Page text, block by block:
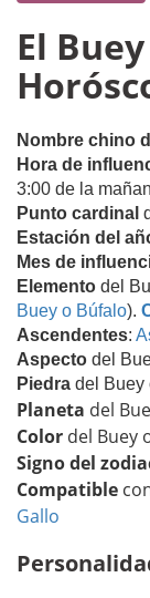
El
Nombre chino
Hora de
3:00 de la
Punto cardinal
Estación del
Mes de
Elemento del
Buey o Búfalo).
Ascendentes:
Aspecto del
Piedra del Buey
Planeta del
Color del Buey
Signo del
Compatible
Gallo